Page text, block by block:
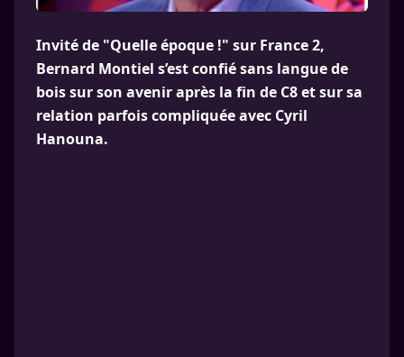
Invité de "Quelle époque !" sur France 2,
Bernard Montiel s’est confié sans langue de
bois sur son avenir après la fin de C8 et sur sa
relation parfois compliquée avec Cyril
Hanouna.